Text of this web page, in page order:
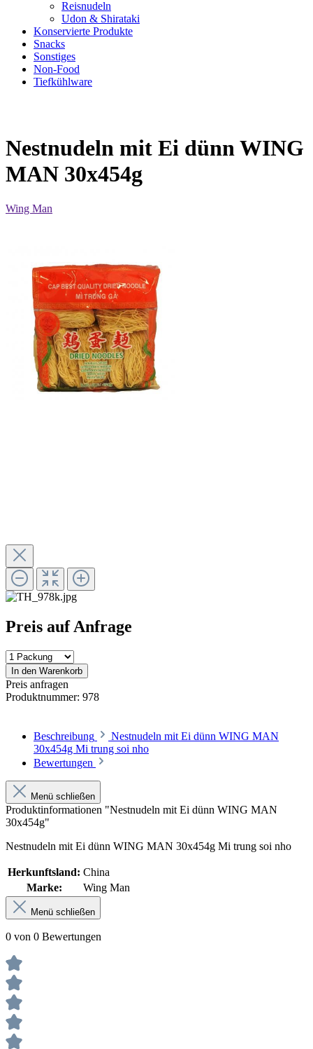
Reisnudeln
Udon & Shirataki
Konservierte Produkte
Snacks
Sonstiges
Non-Food
Tiefkühlware
Nestnudeln mit Ei dünn WING
MAN 30x454g
Wing Man
Preis auf Anfrage
In den Warenkorb
Preis anfragen
Produktnummer: 978
Beschreibung
Nestnudeln mit Ei dünn WING MAN
30x454g Mi trung soi nho
Bewertungen
Menü schließen
Produktinformationen "Nestnudeln mit Ei dünn WING MAN
30x454g"
Nestnudeln mit Ei dünn WING MAN 30x454g Mi trung soi nho
Herkunftsland: China
Marke:
Wing Man
Menü schließen
0 von 0 Bewertungen